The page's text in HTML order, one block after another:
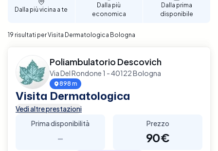
Dalla più vicina a te
Dalla più
economica
Dalla prima
disponibile
19 risultati per Visita Dermatologica Bologna
Poliambulatorio Descovich
Via Del Rondone 1 - 40122 Bologna
898 m
Visita Dermatologica
Vedi altre prestazioni
Prima disponibilità
-
Prezzo
90€